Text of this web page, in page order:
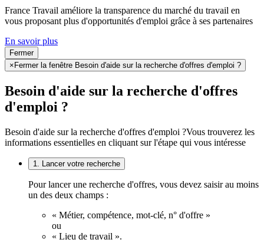
France Travail améliore la transparence du marché du travail en
vous proposant plus d'opportunités d'emploi grâce à ses partenaires
En savoir plus
Fermer
× Fermer la fenêtre Besoin d'aide sur la recherche d'offres d'emploi ?
Besoin d'aide sur la recherche d'offres
d'emploi ?
Besoin d'aide sur la recherche d'offres d'emploi ?Vous trouverez les
informations essentielles en cliquant sur l'étape qui vous intéresse
1. Lancer votre recherche
Pour lancer une recherche d'offres, vous devez saisir au moins
un des deux champs :
« Métier, compétence, mot-clé, n° d'offre »
ou
« Lieu de travail ».